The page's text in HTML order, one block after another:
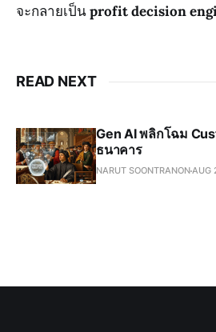
จะกลายเป็นprofit decision
READ NEXT
Gen AI พลิกโฉม
ธนาคาร
NARUT SOONTRANONAUG